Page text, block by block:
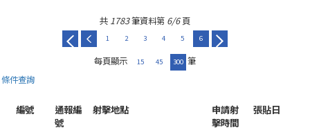
共 1783筆資料第 6/6頁
1 2 3 4 5 6
每頁顯示 15 45 300 筆
條件查詢
編號
通報編
號
射擊地點
申請射
擊時間
張貼日